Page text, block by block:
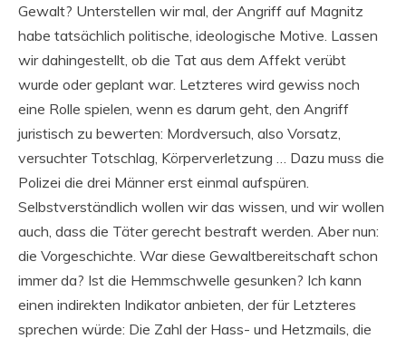
Gewalt? Unterstellen wir mal, der Angriff auf Magnitz
habe tatsächlich politische, ideologische Motive. Lassen
wir dahingestellt, ob die Tat aus dem Affekt verübt
wurde oder geplant war. Letzteres wird gewiss noch
eine Rolle spielen, wenn es darum geht, den Angriff
juristisch zu bewerten: Mordversuch, also Vorsatz,
versuchter Totschlag, Körperverletzung … Dazu muss die
Polizei die drei Männer erst einmal aufspüren.
Selbstverständlich wollen wir das wissen, und wir wollen
auch, dass die Täter gerecht bestraft werden. Aber nun:
die Vorgeschichte. War diese Gewaltbereitschaft schon
immer da? Ist die Hemmschwelle gesunken? Ich kann
einen indirekten Indikator anbieten, der für Letzteres
sprechen würde: Die Zahl der Hass- und Hetzmails, die